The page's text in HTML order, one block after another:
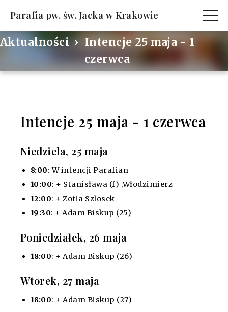
Parafia pw. św. Jacka w Krakowie
Aktualności
Intencje 25 maja - 1
czerwca
Intencje 25 maja - 1 czerwca
Niedziela, 25 maja
8:00: W intencji Parafian
10:00: + Stanisława (f) ,Włodzimierz
12:00: + Zofia Szlosek
19:30: + Adam Biskup (25)
Poniedziałek, 26 maja
18:00: + Adam Biskup (26)
Wtorek, 27 maja
18:00: + Adam Biskup (27)